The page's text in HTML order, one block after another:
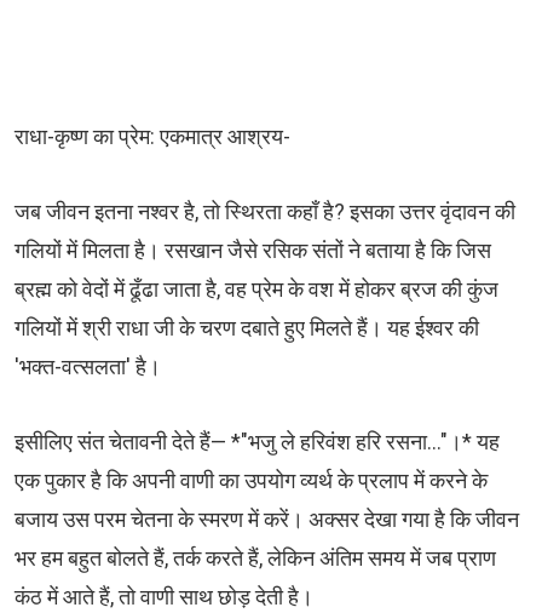
राधा-कृष्ण का प्रेम: एकमात्र आश्रय-
जब जीवन इतना नश्वर है, तो स्थिरता कहाँ है? इसका उत्तर वृंदावन की
गलियों में मिलता है। रसखान जैसे रसिक संतों ने बताया है कि जिस
ब्रह्म को वेदों में ढूँढा जाता है, वह प्रेम के वश में होकर ब्रज की कुंज
गलियों में श्री राधा जी के चरण दबाते हुए मिलते हैं। यह ईश्वर की
'भक्त-वत्सलता' है।
​इसीलिए संत चेतावनी देते हैं— *"भजु ले हरिवंश हरि रसना..."।* यह
एक पुकार है कि अपनी वाणी का उपयोग व्यर्थ के प्रलाप में करने के
बजाय उस परम चेतना के स्मरण में करें। अक्सर देखा गया है कि जीवन
भर हम बहुत बोलते हैं, तर्क करते हैं, लेकिन अंतिम समय में जब प्राण
कंठ में आते हैं, तो वाणी साथ छोड़ देती है।